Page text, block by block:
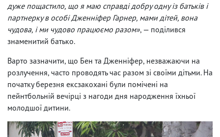
дуже пощастило, що я маю справді добру одну із батьків і
партнерку в особі Дженніфер Гарнер, мами дітей, вона
чудова, і ми чудово працюємо разом», — поділився
знаменитий батько.
Варто зазначити, що Бен та Дженніфер, незважаючи на
розлучення, часто проводять час разом зі своїми дітьми. На
початку березня ексзакохані були помічені на
пейнтбольній вечірці з нагоди дня народження їхньої
молодшої дитини.